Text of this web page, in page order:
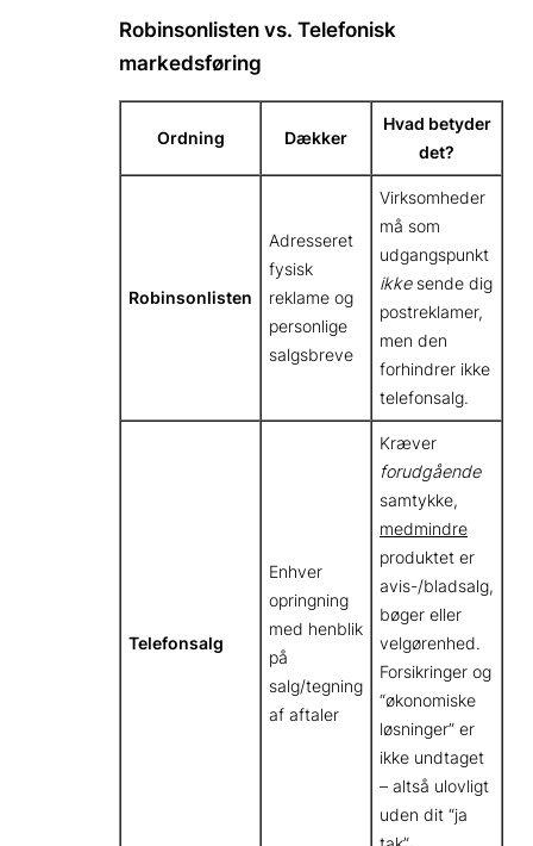
Robinsonlisten vs. Telefonisk
markedsføring
Ordning Dækker
Hvad betyder
det?
Robinsonlisten
Adresseret
fysisk
reklame og
personlige
salgsbreve
Virksomheder
må som
udgangspunkt
ikkesende dig
postreklamer,
men den
forhindrer ikke
telefonsalg.
Telefonsalg
Enhver
opringning
med henblik
på
salg/tegning
af aftaler
Kræver
forudgående
samtykke,
medmindre
produktet er
avis-/bladsalg,
bøger eller
velgørenhed.
Forsikringer og
“økonomiske
løsninger” er
ikke undtaget
– altså ulovligt
uden dit “ja